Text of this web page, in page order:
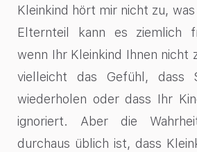
Kleinkind hört mir nicht zu,
Elternteil kann es ziemlich
wenn Ihr Kleinkind Ihnen nicht
vielleicht das Gefühl, dass
wiederholen oder dass Ihr
ignoriert. Aber die
durchaus üblich ist, dass